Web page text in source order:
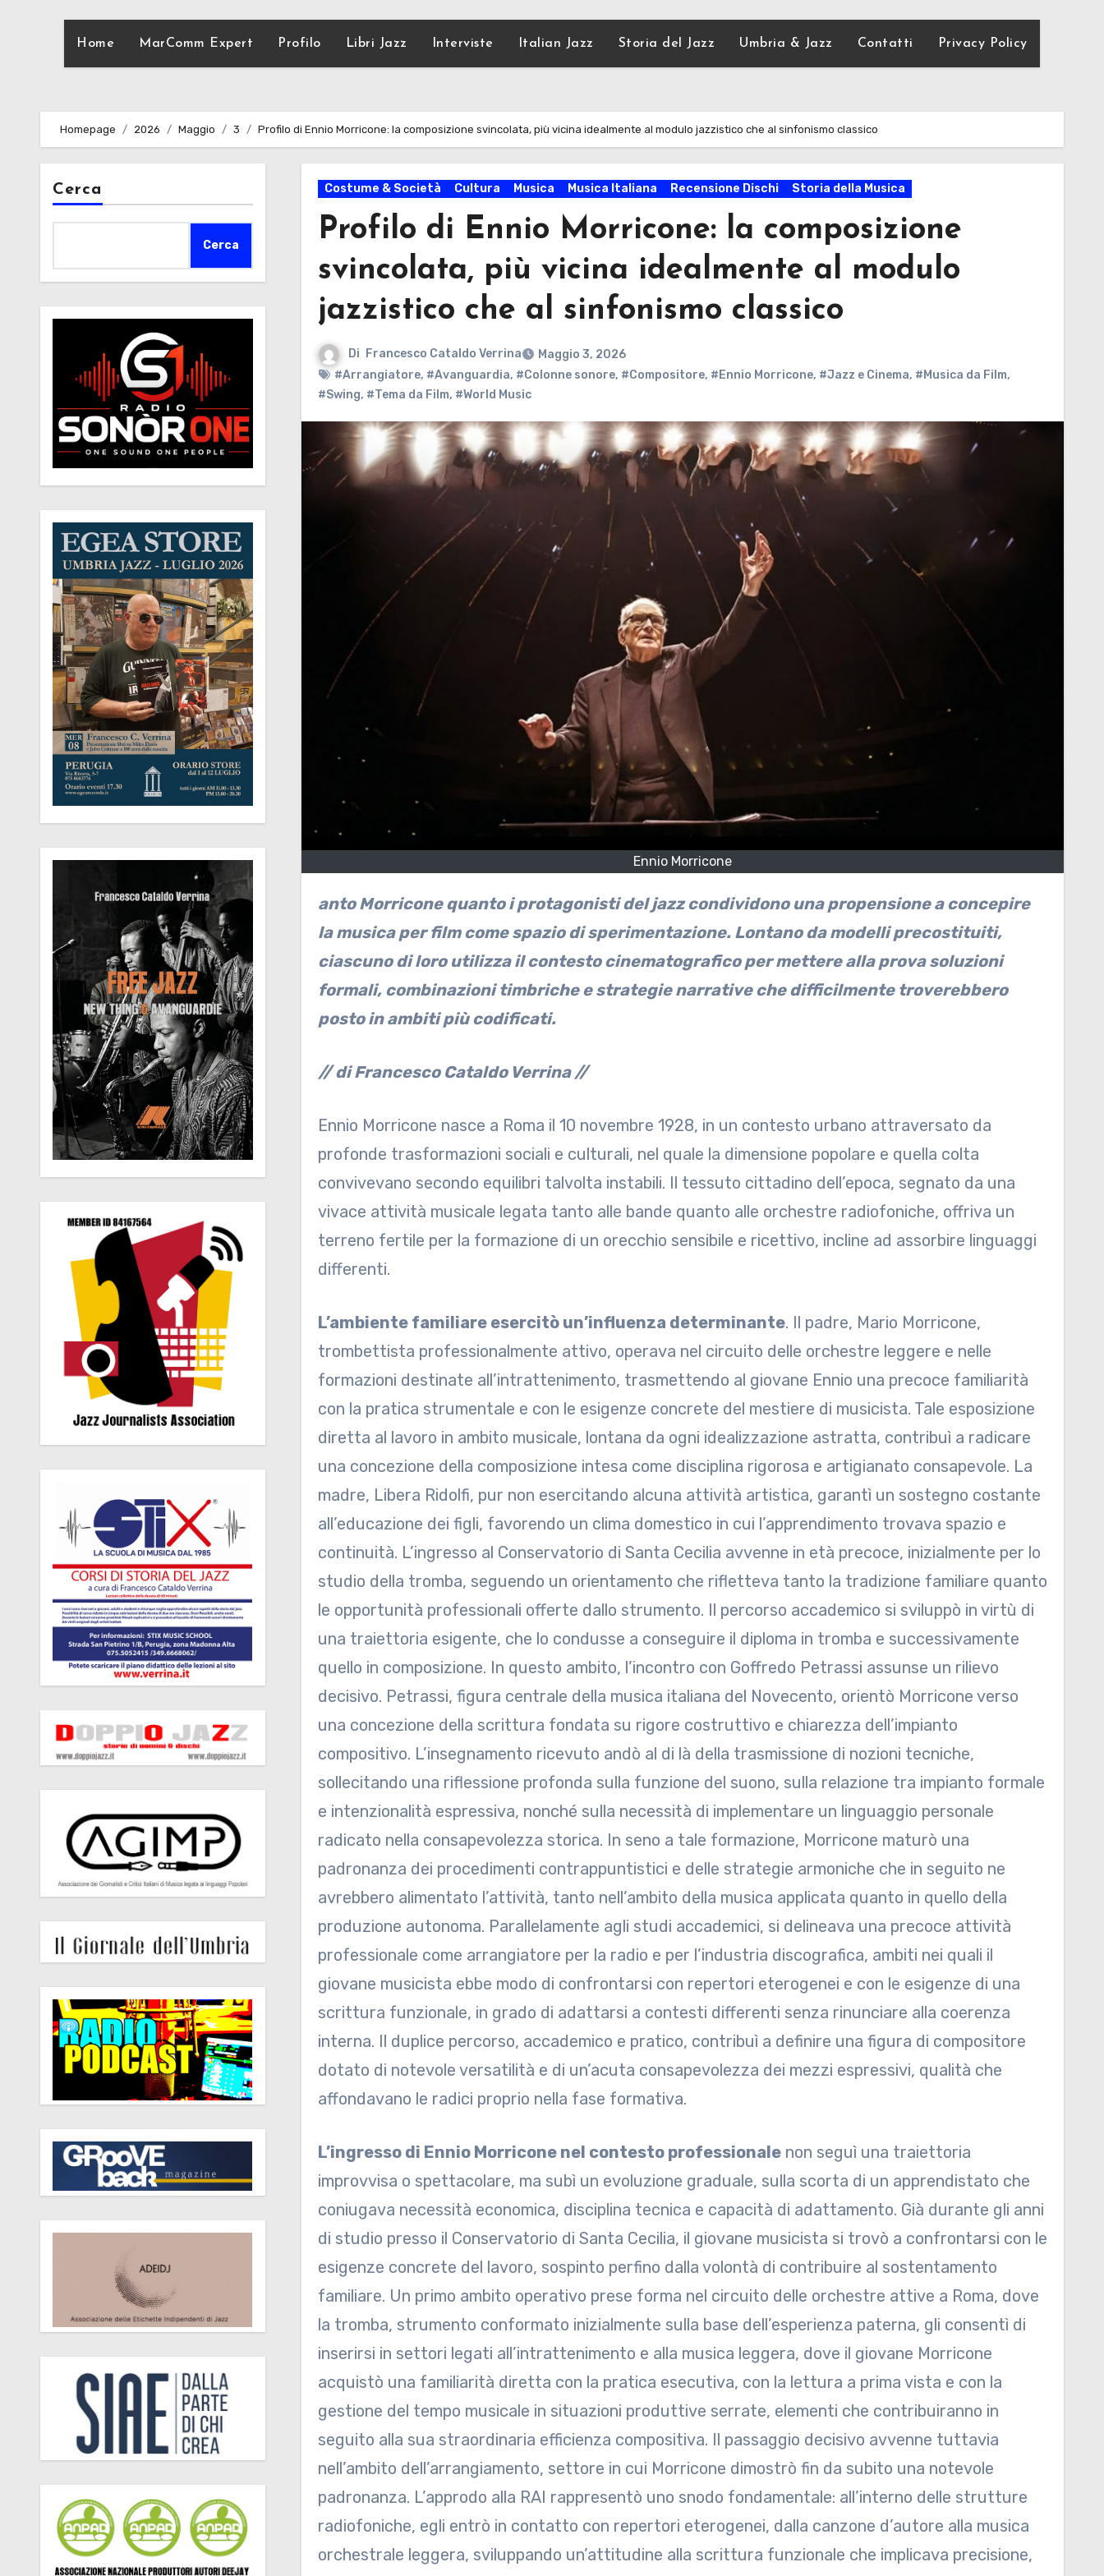
Home MarComm Expert Profilo Libri Jazz Interviste Italian Jazz Storia del Jazz Umbria & Jazz Contatti Privacy Policy
Homepage 2026 Maggio 3 Profilo di Ennio Morricone: la composizione svincolata, più vicina idealmente al modulo jazzistico che al sinfonismo classico
Cerca
Cerca
Costume & Società Cultura Musica Musica Italiana Recensione Dischi Storia della Musica
Profilo di Ennio Morricone: la composizione
svincolata, più vicina idealmente al modulo
jazzistico che al sinfonismo classico
Di Francesco Cataldo Verrina
Maggio 3, 2026
#Arrangiatore, #Avanguardia, #Colonne sonore, #Compositore, #Ennio Morricone, #Jazz e Cinema, #Musica da Film,
#Swing, #Tema da Film, #World Music
Ennio Morricone
anto Morricone quanto i protagonisti del jazz condividono una propensione a concepire
la musica per film come spazio di sperimentazione. Lontano da modelli precostituiti,
ciascuno di loro utilizza il contesto cinematografico per mettere alla prova soluzioni
formali, combinazioni timbriche e strategie narrative che difficilmente troverebbero
posto in ambiti più codificati.
// di Francesco Cataldo Verrina //
Ennio Morricone nasce a Roma il 10 novembre 1928, in un contesto urbano attraversato da
profonde trasformazioni sociali e culturali, nel quale la dimensione popolare e quella colta
convivevano secondo equilibri talvolta instabili. Il tessuto cittadino dell’epoca, segnato da una
vivace attività musicale legata tanto alle bande quanto alle orchestre radiofoniche, offriva un
terreno fertile per la formazione di un orecchio sensibile e ricettivo, incline ad assorbire linguaggi
differenti.
L’ambiente familiare esercitò un’influenza determinante. Il padre, Mario Morricone,
trombettista professionalmente attivo, operava nel circuito delle orchestre leggere e nelle
formazioni destinate all’intrattenimento, trasmettendo al giovane Ennio una precoce familiarità
con la pratica strumentale e con le esigenze concrete del mestiere di musicista. Tale esposizione
diretta al lavoro in ambito musicale, lontana da ogni idealizzazione astratta, contribuì a radicare
una concezione della composizione intesa come disciplina rigorosa e artigianato consapevole. La
madre, Libera Ridolfi, pur non esercitando alcuna attività artistica, garantì un sostegno costante
all’educazione dei figli, favorendo un clima domestico in cui l’apprendimento trovava spazio e
continuità. L’ingresso al Conservatorio di Santa Cecilia avvenne in età precoce, inizialmente per lo
studio della tromba, seguendo un orientamento che rifletteva tanto la tradizione familiare quanto
le opportunità professionali offerte dallo strumento. Il percorso accademico si sviluppò in virtù di
una traiettoria esigente, che lo condusse a conseguire il diploma in tromba e successivamente
quello in composizione. In questo ambito, l’incontro con Goffredo Petrassi assunse un rilievo
decisivo. Petrassi, figura centrale della musica italiana del Novecento, orientò Morricone verso
una concezione della scrittura fondata su rigore costruttivo e chiarezza dell’impianto
compositivo. L’insegnamento ricevuto andò al di là della trasmissione di nozioni tecniche,
sollecitando una riflessione profonda sulla funzione del suono, sulla relazione tra impianto formale
e intenzionalità espressiva, nonché sulla necessità di implementare un linguaggio personale
radicato nella consapevolezza storica. In seno a tale formazione, Morricone maturò una
padronanza dei procedimenti contrappuntistici e delle strategie armoniche che in seguito ne
avrebbero alimentato l’attività, tanto nell’ambito della musica applicata quanto in quello della
produzione autonoma. Parallelamente agli studi accademici, si delineava una precoce attività
professionale come arrangiatore per la radio e per l’industria discografica, ambiti nei quali il
giovane musicista ebbe modo di confrontarsi con repertori eterogenei e con le esigenze di una
scrittura funzionale, in grado di adattarsi a contesti differenti senza rinunciare alla coerenza
interna. Il duplice percorso, accademico e pratico, contribuì a definire una figura di compositore
dotato di notevole versatilità e di un’acuta consapevolezza dei mezzi espressivi, qualità che
affondavano le radici proprio nella fase formativa.
L’ingresso di Ennio Morricone nel contesto professionalenon seguì una traiettoria
improvvisa o spettacolare, ma subì un evoluzione graduale, sulla scorta di un apprendistato che
coniugava necessità economica, disciplina tecnica e capacità di adattamento. Già durante gli anni
di studio presso il Conservatorio di Santa Cecilia, il giovane musicista si trovò a confrontarsi con le
esigenze concrete del lavoro, sospinto perfino dalla volontà di contribuire al sostentamento
familiare. Un primo ambito operativo prese forma nel circuito delle orchestre attive a Roma, dove
la tromba, strumento conformato inizialmente sulla base dell’esperienza paterna, gli consentì di
inserirsi in settori legati all’intrattenimento e alla musica leggera, dove il giovane Morricone
acquistò una familiarità diretta con la pratica esecutiva, con la lettura a prima vista e con la
gestione del tempo musicale in situazioni produttive serrate, elementi che contribuiranno in
seguito alla sua straordinaria efficienza compositiva. Il passaggio decisivo avvenne tuttavia
nell’ambito dell’arrangiamento, settore in cui Morricone dimostrò fin da subito una notevole
padronanza. L’approdo alla RAI rappresentò uno snodo fondamentale: all’interno delle strutture
radiofoniche, egli entrò in contatto con repertori eterogenei, dalla canzone d’autore alla musica
orchestrale leggera, sviluppando un’attitudine alla scrittura funzionale che implicava precisione,